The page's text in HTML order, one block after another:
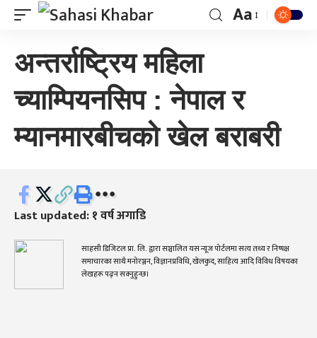
Aa
अन्तर्राष्ट्रिय महिला
च्याम्पियनसिप : नेपाल र
म्यानमारबीचको खेल बराबरी
Last updated: १ वर्ष अगाडि
साहसी डिजिटल प्रा. लि. द्वारा सञ्चालित यस न्यूज पोर्टलमा सत्य तथ्य र निष्पक्ष
समाचारका साथै मनोरञ्जन, विज्ञानप्रविधि, खेलकुद, साहित्य आदि विविध विषयका
लेखहरू पढ्न सक्नुहुन्छ।